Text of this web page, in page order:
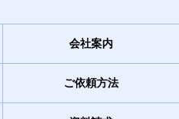
会社案内
ご依頼方法